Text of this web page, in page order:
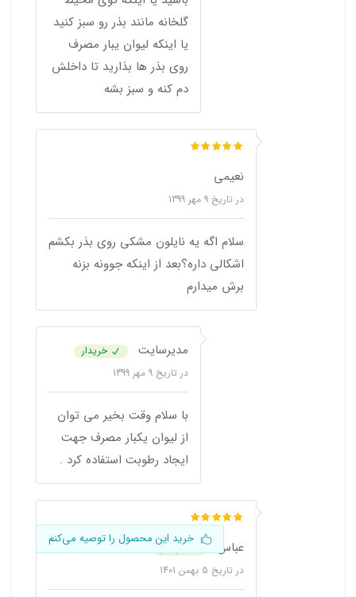
گلخانه مانند بذر رو سبز کنید
یا اینکه لیوان یبار مصرف
روی بذر ها بذارید تا داخلش
دم کنه و سبز بشه
نعیمی
در تاریخ 9 مهر 1399
سلام اگه یه نایلون مشکی روی بذر بکشم
اشکالی داره؟بعد از اینکه جوونه بزنه
برش میدارم
مدیرسایت
خریدار
در تاریخ 9 مهر 1399
با سلام وقت بخیر می توان
از لیوان یکبار مصرف جهت
ایجاد رطوبت استفاده کرد .
عباس
خریدار
در تاریخ 5 بهمن 1401
خرید این محصول را توصیه می‌کنم